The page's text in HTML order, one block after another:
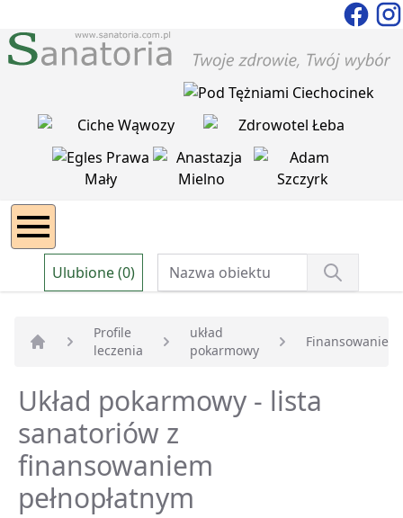
Ulubione (0)
Strona główna
Profile
leczenia
układ
pokarmowy
Finansowanie
Układ pokarmowy - lista
sanatoriów z
finansowaniem
pełnopłatnym